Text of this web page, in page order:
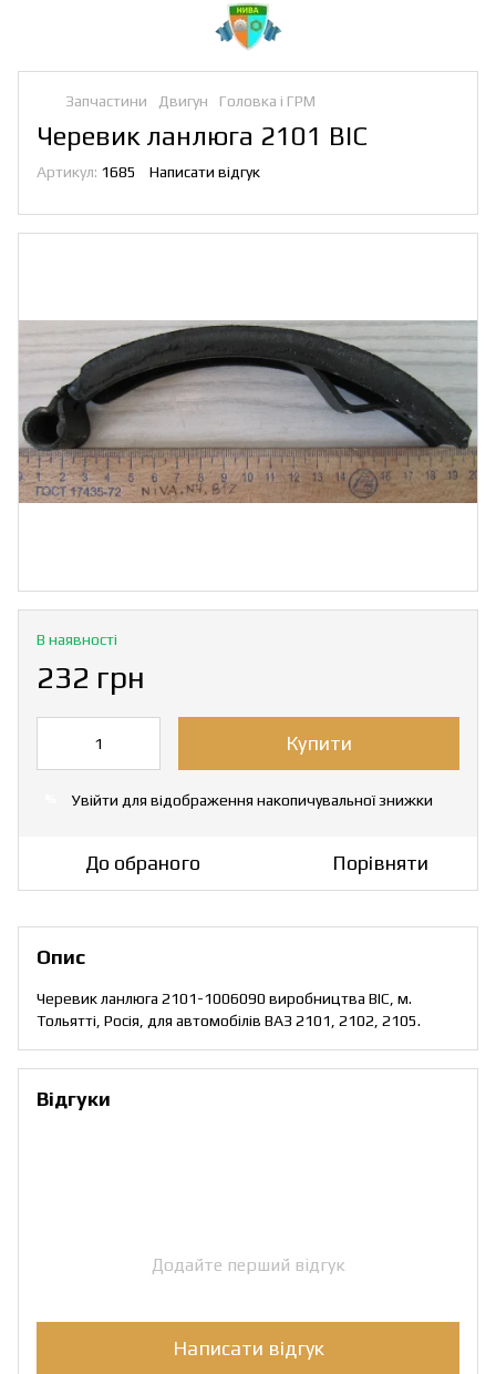
Запчастини Двигун Головка і ГРМ
Черевик ланлюга 2101 ВІС
Артикул: 1685 Написати відгук
В наявності
232 грн
Купити
Увійти для відображення накопичувальної знижки
До обраного Порівняти
Опис
Черевик ланлюга 2101-1006090 виробництва ВІС, м.
Тольятті, Росія, для автомобілів ВАЗ 2101, 2102, 2105.
Відгуки
Додайте перший відгук
Написати відгук